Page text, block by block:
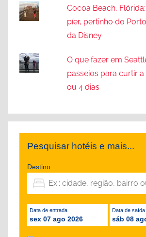
Cocoa Beach,
píer, pertinho do
da Disney
O que fazer em
passeios para curtir
ou 4 dias
Pesquisar hotéis e mais...
Destino
Data de entrada
sex 07 ago 2026
Data de saída
sáb 08